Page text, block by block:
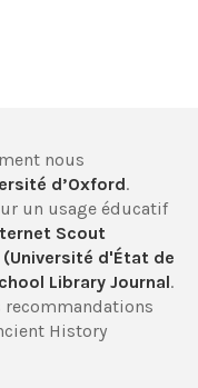
nous
d’Oxford.
un usage éducatif
Scout
d'État de
Library Journal.
recommandations
History